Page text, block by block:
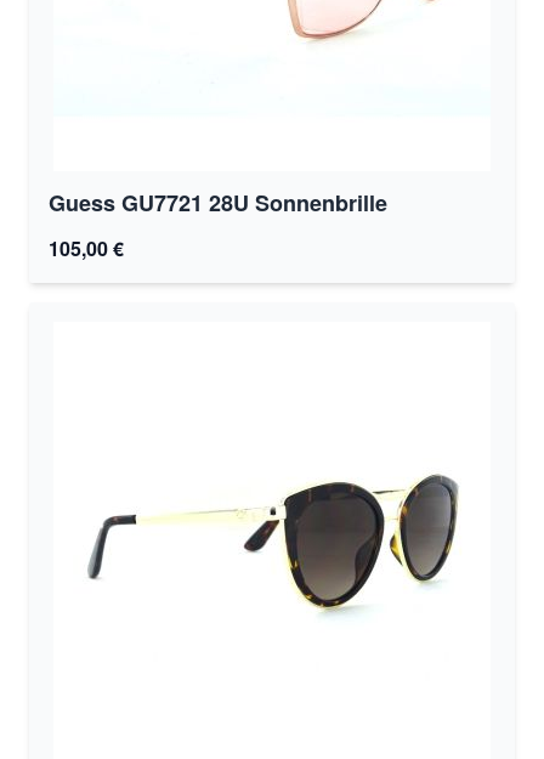
Guess GU7721 28U Sonnenbrille
105,00 €